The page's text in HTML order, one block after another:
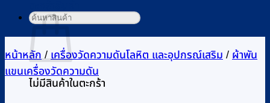
ไม่มีสินค้าในตะกร้า
ค้นหา:
หน้าหลัก / เครื่องวัดความดันโลหิต และอุปกรณ์เสริม / ผ้าพัน
แขนเครื่องวัดความดัน